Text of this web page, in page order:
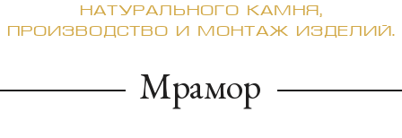
натурального камня,
производство и монтаж изделий.
Мрамор